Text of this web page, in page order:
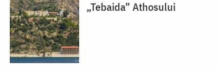
„Tebaida” Athosului